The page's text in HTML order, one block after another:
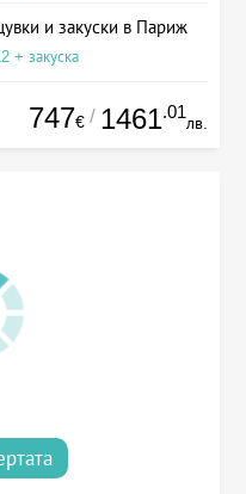
и закуски в Париж
+ закуска
747€ / 1461.01
лв.